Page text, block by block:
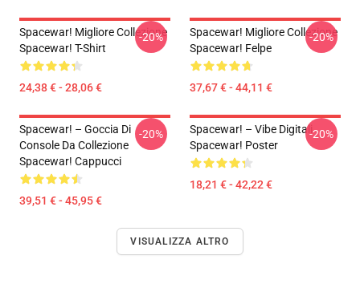
Spacewar! Migliore Collezione
Spacewar! T-Shirt
24,38 € - 28,06 €
-20%
Spacewar! Migliore Collezione
Spacewar! Felpe
37,67 € - 44,11 €
-20%
Spacewar! – Goccia Di
Console Da Collezione
Spacewar! Cappucci
39,51 € - 45,95 €
-20%
Spacewar! – Vibe Digitali
Spacewar! Poster
18,21 € - 42,22 €
-20%
VISUALIZZA ALTRO